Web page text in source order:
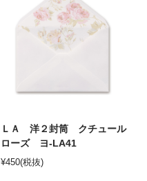
ＬＡ 洋２封筒 クチュール
ローズ ヨ-LA41
¥450(税抜)